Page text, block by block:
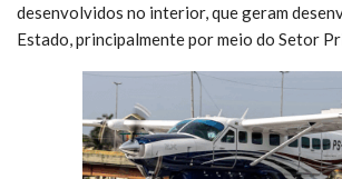
desenvolvidos no interior, que geram
Estado, principalmente por meio do Setor